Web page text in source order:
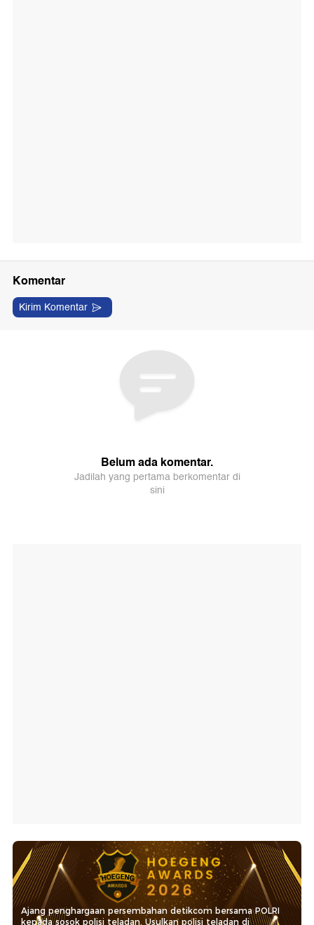
Ajang penghargaan persembahan detikcom bersama POLRI
kepada sosok polisi teladan. Usulkan polisi teladan di